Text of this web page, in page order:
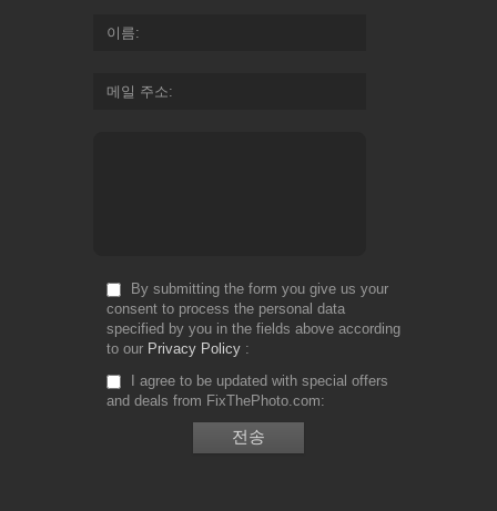
이름
메일 주소
By submitting the form you give us your
consent to process the personal data
specified by you in the fields above according
to our Privacy Policy
I agree to be updated with special offers
and deals from FixThePhoto.com